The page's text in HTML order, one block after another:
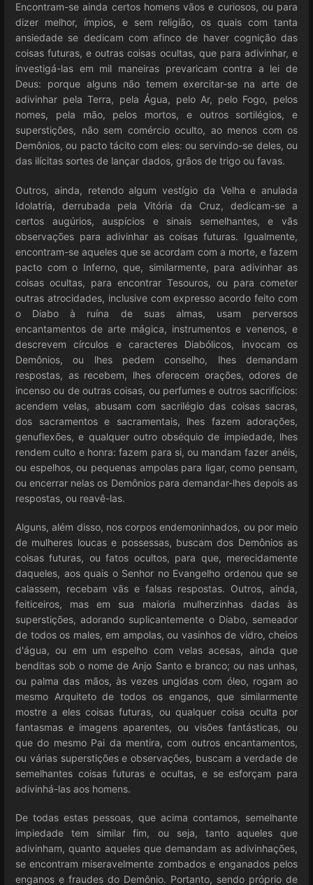
Encontram-se ainda certos homens vãos e curiosos, ou para
dizer melhor, ímpios, e sem religião, os quais com tanta
ansiedade se dedicam com afinco de haver cognição das
coisas futuras, e outras coisas ocultas, que para adivinhar, e
investigá-las em mil maneiras prevaricam contra a lei de
Deus: porque alguns não temem exercitar-se na arte de
adivinhar pela Terra, pela Água, pelo Ar, pelo Fogo, pelos
nomes, pela mão, pelos mortos, e outros sortilégios, e
superstições, não sem comércio oculto, ao menos com os
Demônios, ou pacto tácito com eles: ou servindo-se deles, ou
das ilícitas sortes de lançar dados, grãos de trigo ou favas.
Outros, ainda, retendo algum vestígio da Velha e anulada
Idolatria, derrubada pela Vitória da Cruz, dedicam-se a
certos augúrios, auspícios e sinais semelhantes, e vãs
observações para adivinhar as coisas futuras. Igualmente,
encontram-se aqueles que se acordam com a morte, e fazem
pacto com o Inferno, que, similarmente, para adivinhar as
coisas ocultas, para encontrar Tesouros, ou para cometer
outras atrocidades, inclusive com expresso acordo feito com
o Diabo à ruína de suas almas, usam perversos
encantamentos de arte mágica, instrumentos e venenos, e
descrevem círculos e caracteres Diabólicos, invocam os
Demônios, ou lhes pedem conselho, lhes demandam
respostas, as recebem, lhes oferecem orações, odores de
incenso ou de outras coisas, ou perfumes e outros sacrifícios:
acendem velas, abusam com sacrilégio das coisas sacras,
dos sacramentos e sacramentais, lhes fazem adorações,
genuflexões, e qualquer outro obséquio de impiedade, lhes
rendem culto e honra: fazem para si, ou mandam fazer anéis,
ou espelhos, ou pequenas ampolas para ligar, como pensam,
ou encerrar nelas os Demônios para demandar-lhes depois as
respostas, ou reavê-las.
Alguns, além disso, nos corpos endemoninhados, ou por meio
de mulheres loucas e possessas, buscam dos Demônios as
coisas futuras, ou fatos ocultos, para que, merecidamente
daqueles, aos quais o Senhor no Evangelho ordenou que se
calassem, recebam vãs e falsas respostas. Outros, ainda,
feiticeiros, mas em sua maioria mulherzinhas dadas às
superstições, adorando suplicantemente o Diabo, semeador
de todos os males, em ampolas, ou vasinhos de vidro, cheios
d'água, ou em um espelho com velas acesas, ainda que
benditas sob o nome de Anjo Santo e branco; ou nas unhas,
ou palma das mãos, às vezes ungidas com óleo, rogam ao
mesmo Arquiteto de todos os enganos, que similarmente
mostre a eles coisas futuras, ou qualquer coisa oculta por
fantasmas e imagens aparentes, ou visões fantásticas, ou
que do mesmo Pai da mentira, com outros encantamentos,
ou várias superstições e observações, buscam a verdade de
semelhantes coisas futuras e ocultas, e se esforçam para
adivinhá-las aos homens.
De todas estas pessoas, que acima contamos, semelhante
impiedade tem similar fim, ou seja, tanto aqueles que
adivinham, quanto aqueles que demandam as adivinhações,
se encontram miseravelmente zombados e enganados pelos
enganos e fraudes do Demônio. Portanto, sendo próprio de